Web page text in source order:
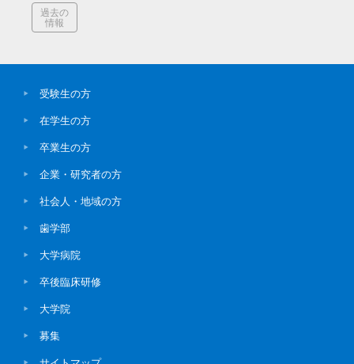
過去の
情報
受験生の方
在学生の方
卒業生の方
企業・研究者の方
社会人・地域の方
歯学部
大学病院
卒後臨床研修
大学院
募集